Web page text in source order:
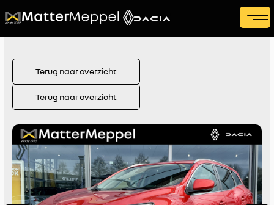
Terug naar overzicht
Terug naar overzicht